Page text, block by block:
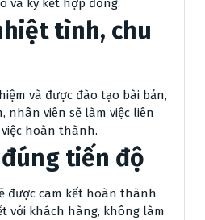
và ký kết hợp đồng.
tình, chu
và được đào tạo bài bản,
nhân viên sẽ làm việc liên
hoàn thành.
tiến độ
được cam kết hoàn thành
với khách hàng, không làm